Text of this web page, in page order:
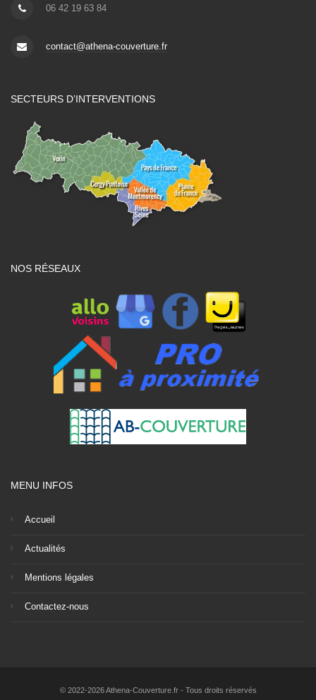
06 42 19 63 84
contact@athena-couverture.fr
SECTEURS D’INTERVENTIONS
NOS RÉSEAUX
MENU INFOS
Accueil
Actualités
Mentions légales
Contactez-nous
© 2022-2026 Athena-Couverture.fr - Tous droits réservés